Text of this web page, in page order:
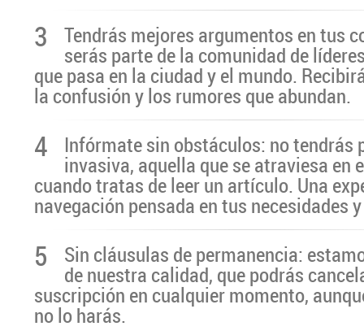
3 Tendrás mejores argumentos en tus
serás parte de la comunidad de
que pasa en la ciudad y el mundo.
la confusión y los rumores que abundan.
4 Infórmate sin obstáculos: no tendrás
invasiva, aquella que se atraviesa en
cuando tratas de leer un artículo. Una
navegación pensada en tus necesidades
5 Sin cláusulas de permanencia:
de nuestra calidad, que podrás
suscripción en cualquier momento,
no lo harás.